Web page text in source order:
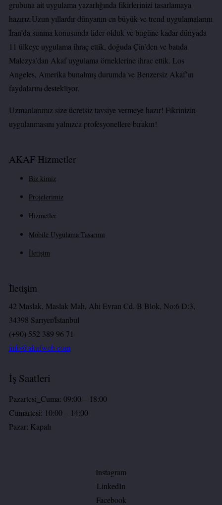
grubuna ait uygulama yazarlığında fikirlerinizi tasarlamaya
hazırız.Uzun yıllardır dünyanın en büyük ve trend uygulamalarını
İran’da sunma konusunda lider olduk ve bugüne kadar dünyada
11 ülkeye uygulama ihraç ettik, doğuda Çin’den ve batıda
Malezya’dan Akaf uygulama örneklerine ihrac ettik. Los
Angeles, Amerika bunalmış durumda ve Benzersiz Akaf’ın
faydalarını destekliyor.
Uzmanlarımız size ücretsiz tavsiye vermeye hazır! Fikrinizin
uygulanmasını yalnızca profesyonellere bırakın!
AKAF Hizmetler
Biz kimiz
Projelerimiz
Hizmetler
Mobile Uygulama Tasarımı
İletişim
İletişim
42 Maslak, Maslak Mah, Ahi Evran Cd. B Blok, No:6 D:3,
34398 Sarıyer/İstanbul
(+90) 552 389 96 71
info@akafweb.com
İş Saatleri
Pazartesi_Cuma: 09:00 – 18:00
Cumartesi: 10:00 – 14:00
Pazar: Kapalı
Instagram
LinkedIn
Facebook